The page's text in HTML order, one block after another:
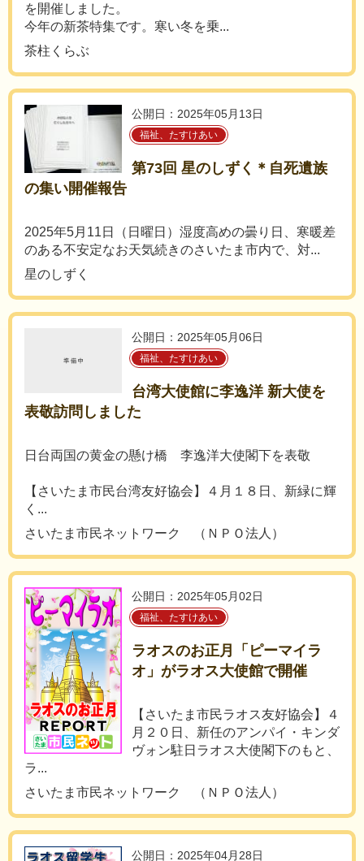
を開催しました。
今年の新茶特集です。寒い冬を乗...
茶柱くらぶ
公開日：2025年05月13日
福祉、たすけあい
第73回 星のしずく＊自死遺族
の集い開催報告
2025年5月11日（日曜日）湿度高めの曇り日、寒暖差
のある不安定なお天気続きのさいたま市内で、対...
星のしずく
公開日：2025年05月06日
福祉、たすけあい
台湾大使館に李逸洋 新大使を
表敬訪問しました
日台両国の黄金の懸け橋 李逸洋大使閣下を表敬
【さいたま市民台湾友好協会】４月１８日、新緑に輝
く...
さいたま市民ネットワーク （ＮＰＯ法人）
公開日：2025年05月02日
福祉、たすけあい
ラオスのお正月「ピーマイラ
オ」がラオス大使館で開催
【さいたま市民ラオス友好協会】４
月２０日、新任のアンパイ・キンダ
ヴォン駐日ラオス大使閣下のもと、
ラ...
さいたま市民ネットワーク （ＮＰＯ法人）
公開日：2025年04月28日